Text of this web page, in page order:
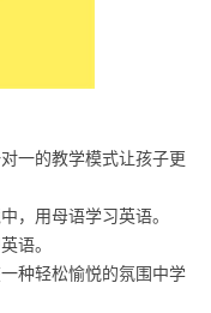
一的教学模式让孩子更
，用母语学习英语。
语。
种轻松愉悦的氛围中学